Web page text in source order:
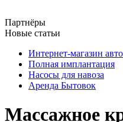
Партнёры
Новые статьи
Интернет-магазин
Полная имплантация
Насосы для навоза
Аренда Бытовок
Массажное